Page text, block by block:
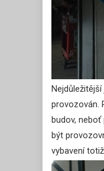
provozován.
budov,
být
vybavení